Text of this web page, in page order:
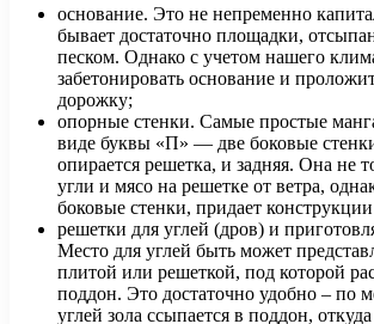
основание. Это не непременно
бывает достаточно площадки,
песком. Однако с учетом нашего
забетонировать основание и
дорожку;
опорные стенки. Самые простые
виде буквы «П» — две боковые
опирается решетка, и задняя. Она не
угли и мясо на решетке от ветра,
боковые стенки, придает
решетки для углей (дров) и
Место для углей быть может
плитой или решеткой, под которой
поддон. Это достаточно удобно – по
углей зола ссыпается в поддон,